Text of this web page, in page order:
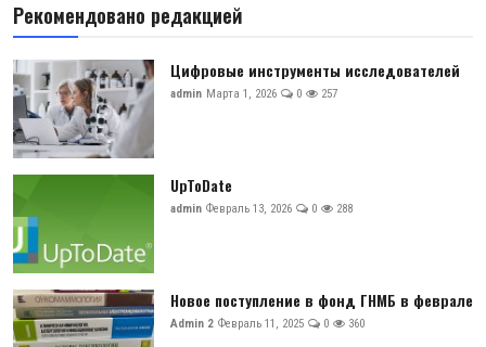
Рекомендовано редакцией
Цифровые инструменты исследователей
admin Марта 1, 2026 0 257
UpToDate
admin Февраль 13, 2026 0 288
Новое поступление в фонд ГНМБ в феврале
Admin 2 Февраль 11, 2025 0 360